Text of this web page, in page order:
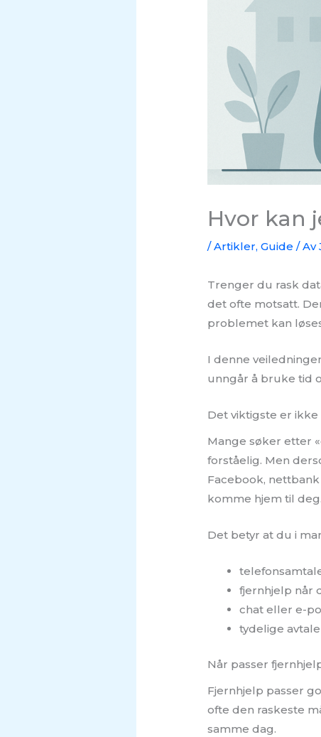
Hvor kan
/Artikler,Guide / Av
Trenger du rask
det ofte motsatt.
problemet kan
I denne
unngår å bruke tid
Det viktigste er
Mange søker etter
forståelig. Men
Facebook,
komme hjem til deg.
Det betyr at du i
fjernhjelp når
chat eller e-
tydelige
Når passer
Fjernhjelp passer
ofte den raskeste
samme dag.